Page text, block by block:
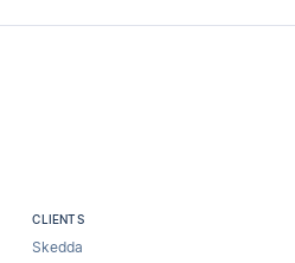
CLIENTS
Skedda